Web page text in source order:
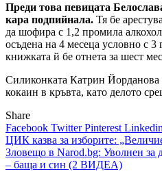
Преди това певицата
кара подпийнала. Тя бе
да шофира с 1,2 промила
осъдена на 4 месеца условно с 3
книжката й бе отнета за шест
Силиконката Катрин Йорданова
кокаин в кръвта, като делото
Share
Facebook TwitterPinterest Linkedin
Навигация
ЦИК казва за изборите:
Зловещо в Narod.bg: Уволнен за
– баща и син (2 ВИДЕА)